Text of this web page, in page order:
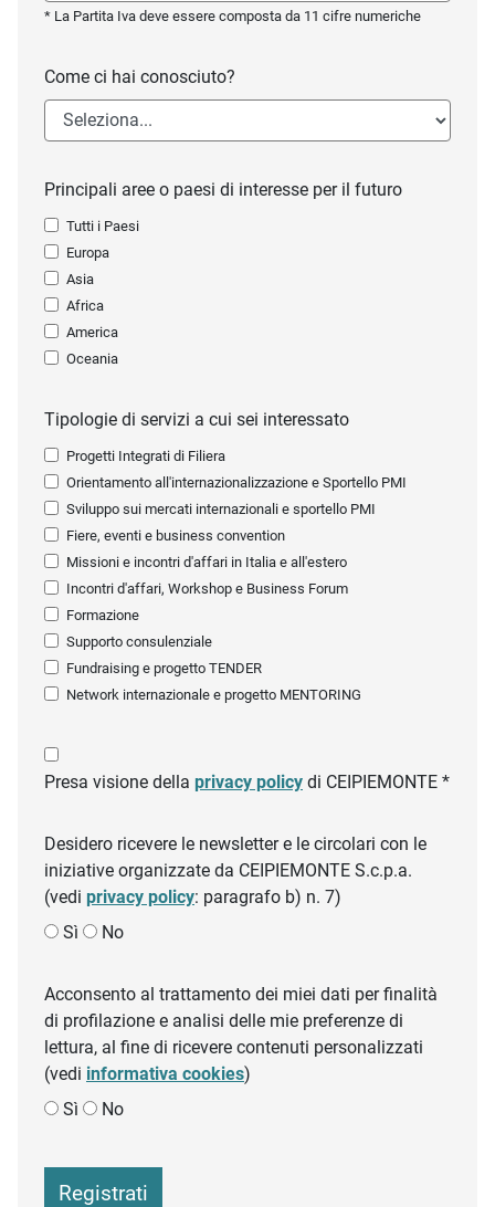
* La Partita Iva deve essere composta da 11 cifre numeriche
Come ci hai conosciuto?
Principali aree o paesi di interesse per il futuro
Tutti i Paesi
Europa
Asia
Africa
America
Oceania
Tipologie di servizi a cui sei interessato
Progetti Integrati di Filiera
Orientamento all'internazionalizzazione e Sportello PMI
Sviluppo sui mercati internazionali e sportello PMI
Fiere, eventi e business convention
Missioni e incontri d'affari in Italia e all'estero
Incontri d'affari, Workshop e Business Forum
Formazione
Supporto consulenziale
Fundraising e progetto TENDER
Network internazionale e progetto MENTORING
Presa visione della privacy policy di CEIPIEMONTE *
Desidero ricevere le newsletter e le circolari con le
iniziative organizzate da CEIPIEMONTE S.c.p.a.
(vedi privacy policy: paragrafo b) n. 7)
Sì
No
Acconsento al trattamento dei miei dati per finalità
di profilazione e analisi delle mie preferenze di
lettura, al fine di ricevere contenuti personalizzati
(vedi informativa cookies)
Sì
No
Registrati